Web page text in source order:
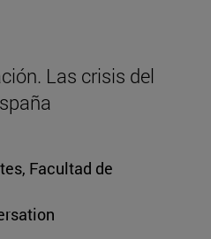
Las crisis del
Facultad de